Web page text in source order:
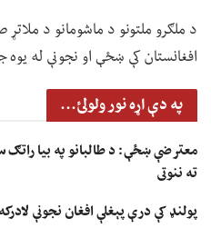
د ملګرو ملتونو د ماشومانو د
افغانستان کې ښځې او نجونې له
په دې اړه نور ولولئ...
معترضې ښځې: د طالبانو په بیا راتګ
ته ننوتی
پولنډ کې درې پېغلې افغان نجونې